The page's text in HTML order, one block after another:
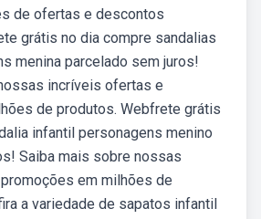
de ofertas e descontos
grátis no dia compre sandalias
menina parcelado sem juros!
incríveis ofertas e
de produtos. Webfrete grátis
infantil personagens menino
Saiba mais sobre nossas
em milhões de
a variedade de sapatos infantil